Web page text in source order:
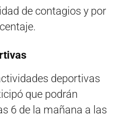
de contagios y por
deportivas
que podrán
6 de la mañana a las